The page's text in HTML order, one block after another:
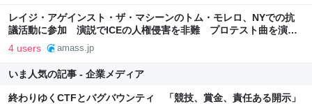
レイジ・アゲインスト・ザ・マシーンのトム・モレロ、NYでの抗
議活動に参加 演説でICEの人権侵害を非難 プロテスト曲を演奏 -
amass
4 users amass.jp
いま人気の記事 - 企業メディア
終わりゆくCTFとバグバウンティ 「競技、賞金、責任ある開示」